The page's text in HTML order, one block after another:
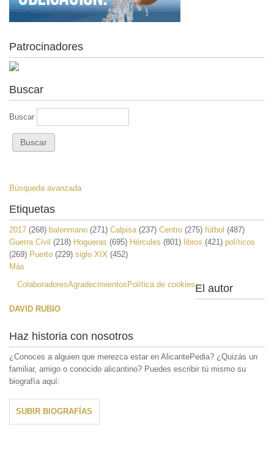
Patrocinadores
Buscar
Buscar
Búsqueda avanzada
Etiquetas
2017 (268) balonmano (271) Calpisa(237) Centro (275) fútbol (487)
Guerra Civil (218) Hogueras (695) Hércules (801) libros (421) políticos
(269) Puerto (229) siglo XIX (452)
Más
ColaboradoresAgradecimientosPolítica de cookiesEl autor
DAVID RUBIO
Haz historia con nosotros
¿Conoces a alguien que merezca estar en AlicantePedia? ¿Quizás un
familiar, amigo o conocido alicantino? Puedes escribir tú mismo su
biografía aquí:
SUBIR BIOGRAFÍAS